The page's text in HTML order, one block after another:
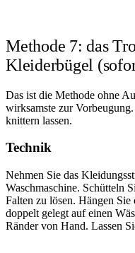
Methode 7: das
Kleiderbügel
Das ist die Methode ohne
wirksamste zur
knittern lassen.
Technik
Nehmen Sie das
Waschmaschine. Schütteln
Falten zu lösen. Hängen
doppelt gelegt auf einen
Ränder von Hand. Lassen